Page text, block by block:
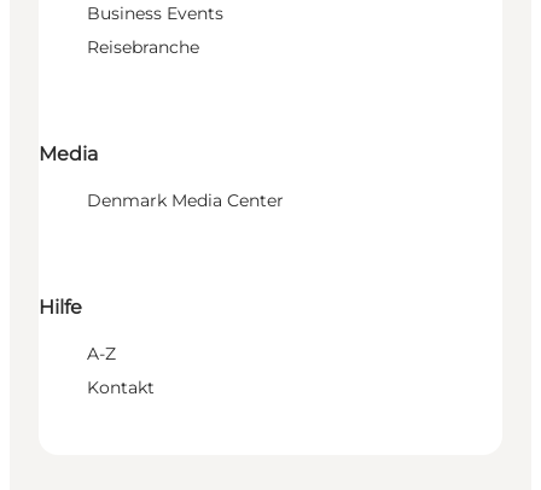
Business Events
Reisebranche
Media
Denmark Media Center
Hilfe
A-Z
Kontakt